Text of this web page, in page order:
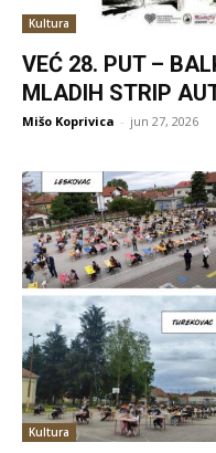
Kultura
VEĆ 28. PUT –
MLADIH STRIP
Mišo Koprivica - jun 27, 2026
Kultura